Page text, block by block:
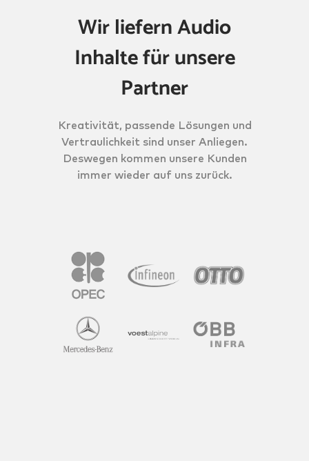
Wir liefern Audio
Inhalte für unsere
Partner
Kreativität, passende Lösungen und
Vertraulichkeit sind unser Anliegen.
Deswegen kommen unsere Kunden
immer wieder auf uns zurück.